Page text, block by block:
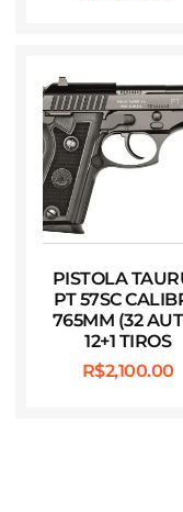
PISTOLA
PT 57SC
765MM (32
12+1 TIROS
R$2,100.00